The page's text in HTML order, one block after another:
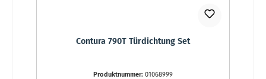
Contura 790T Türdichtung Set
Produktnummer: 01068999